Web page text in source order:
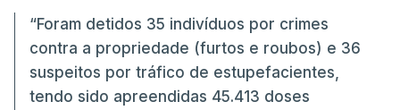
“Foram detidos 35 indivíduos por crimes
contra a propriedade (furtos e roubos) e 36
suspeitos por tráfico de estupefacientes,
tendo sido apreendidas 45.413 doses